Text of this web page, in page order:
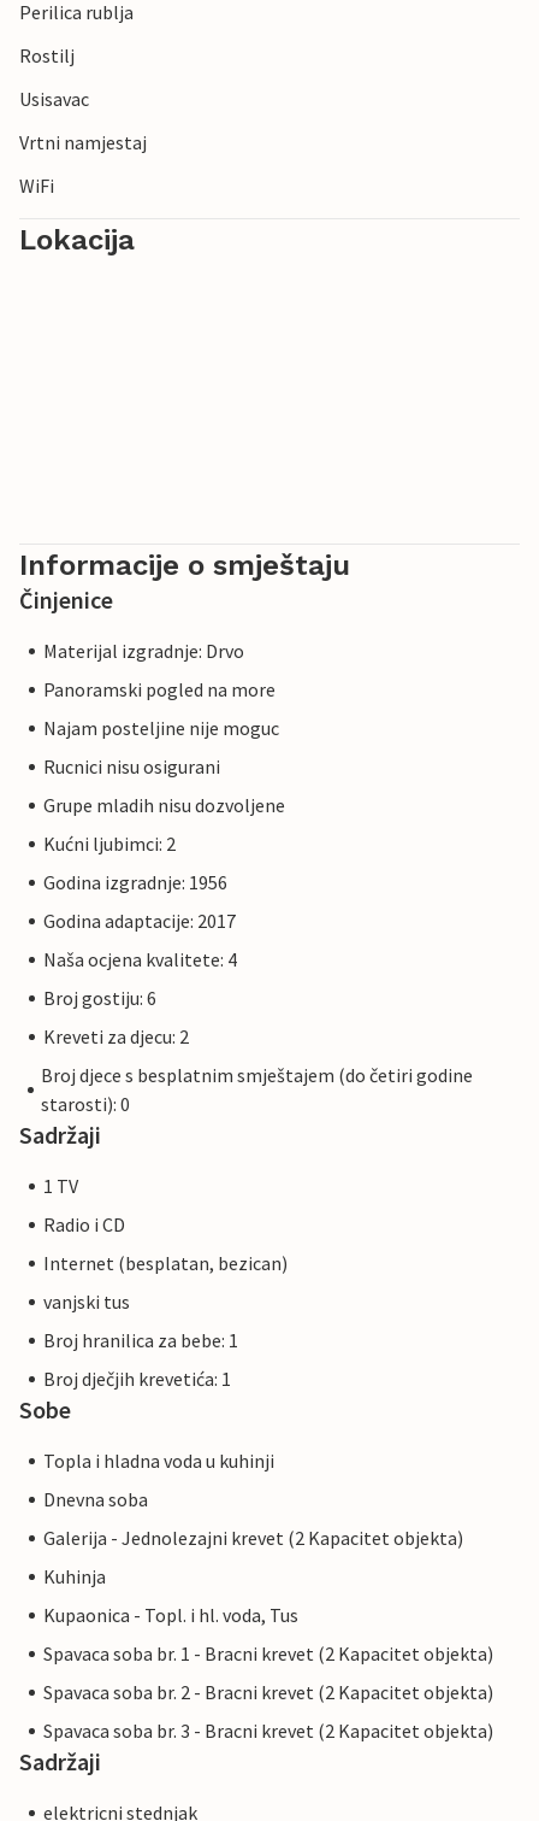
Perilica rublja
Rostilj
Usisavac
Vrtni namjestaj
WiFi
Lokacija
Informacije o smještaju
Činjenice
Materijal izgradnje: Drvo
Panoramski pogled na more
Najam posteljine nije moguc
Rucnici nisu osigurani
Grupe mladih nisu dozvoljene
Kućni ljubimci: 2
Godina izgradnje: 1956
Godina adaptacije: 2017
Naša ocjena kvalitete: 4
Broj gostiju: 6
Kreveti za djecu: 2
Broj djece s besplatnim smještajem (do četiri godine
starosti): 0
Sadržaji
1 TV
Radio i CD
Internet (besplatan, bezican)
vanjski tus
Broj hranilica za bebe: 1
Broj dječjih krevetića: 1
Sobe
Topla i hladna voda u kuhinji
Dnevna soba
Galerija - Jednolezajni krevet (2 Kapacitet objekta)
Kuhinja
Kupaonica - Topl. i hl. voda, Tus
Spavaca soba br. 1 - Bracni krevet (2 Kapacitet objekta)
Spavaca soba br. 2 - Bracni krevet (2 Kapacitet objekta)
Spavaca soba br. 3 - Bracni krevet (2 Kapacitet objekta)
Sadržaji
elektricni stednjak